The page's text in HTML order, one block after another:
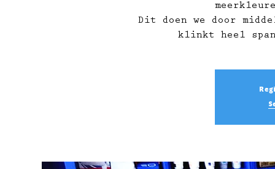
Dit doen we door
klinkt heel